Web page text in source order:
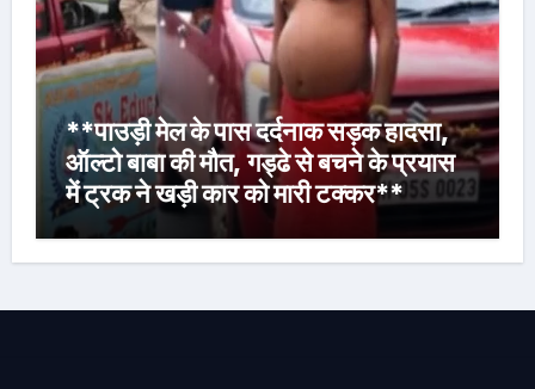
**पाउड़ी मेल के पास दर्दनाक सड़क हादसा,
ऑल्टो बाबा की मौत, गड्ढे से बचने के प्रयास
में ट्रक ने खड़ी कार को मारी टक्कर**